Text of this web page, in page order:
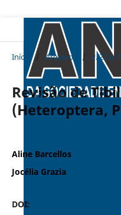
Início / Arquivos / v. 22 n.
Revisão de
(Heteroptera,
Aline Barcellos
Jocélia Grazia
DOI: